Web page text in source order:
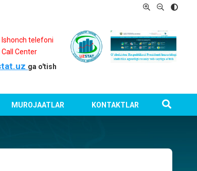
Ishonch telefoni
Call Center
ga o'tish
MUROJAATLAR KONTAKTLAR